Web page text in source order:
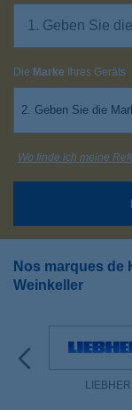
Die Marke Ihres Geräts
2. Geben Sie die
Wo finde ich meine
Nos marques de
Weinkeller